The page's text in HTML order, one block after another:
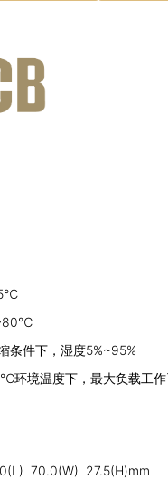
条件下，湿度5%~95%
环境温度下，最大负载工
70.0(W) 27.5(H)mm